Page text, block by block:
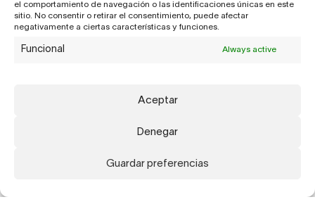
el comportamiento de navegación o las identificaciones únicas en este
sitio. No consentir o retirar el consentimiento, puede afectar
negativamente a ciertas características y funciones.
Funcional Always active
Aceptar
Denegar
Guardar preferencias